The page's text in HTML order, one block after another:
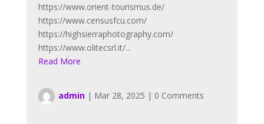
https://www.orient-tourismus.de/
https://www.censusfcu.com/
https://highsierraphotography.com/
https://www.olitecsrl.it/...
Read More
admin| Mar 28, 2025 | 0 Comments